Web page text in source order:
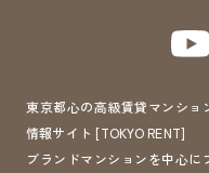
東京都心の高級賃貸マンショ
情報サイト [TOKYO RENT]
ブランドマンションを中心